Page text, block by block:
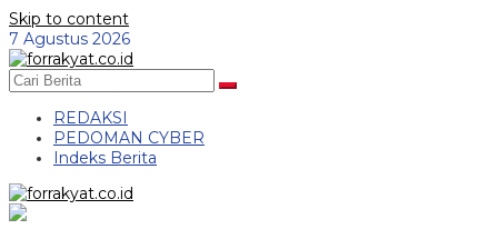
Skip to content
7 Agustus 2026
REDAKSI
PEDOMAN CYBER
Indeks Berita